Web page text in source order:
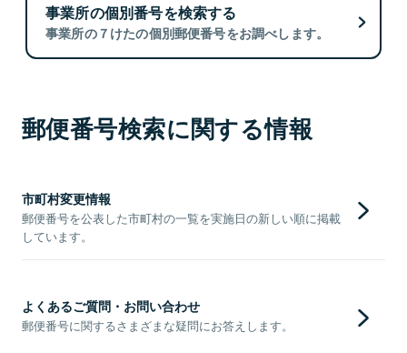
事業所の個別番号を検索する
事業所の７けたの個別郵便番号をお調べします。
郵便番号検索に関する情報
市町村変更情報
郵便番号を公表した市町村の一覧を実施日の新しい順に掲載
しています。
よくあるご質問・お問い合わせ
郵便番号に関するさまざまな疑問にお答えします。